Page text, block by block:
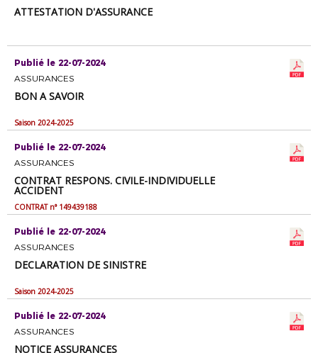
ATTESTATION D'ASSURANCE
Publié le 22-07-2024
ASSURANCES
BON A SAVOIR
Saison 2024-2025
Publié le 22-07-2024
ASSURANCES
CONTRAT RESPONS. CIVILE-INDIVIDUELLE
ACCIDENT
CONTRAT n° 149439188
Publié le 22-07-2024
ASSURANCES
DECLARATION DE SINISTRE
Saison 2024-2025
Publié le 22-07-2024
ASSURANCES
NOTICE ASSURANCES